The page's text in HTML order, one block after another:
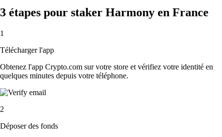
3 étapes pour staker Harmony en France
1
Télécharger l'app
Obtenez l'app Crypto.com sur votre store et vérifiez votre identité en
quelques minutes depuis votre téléphone.
2
Déposer des fonds